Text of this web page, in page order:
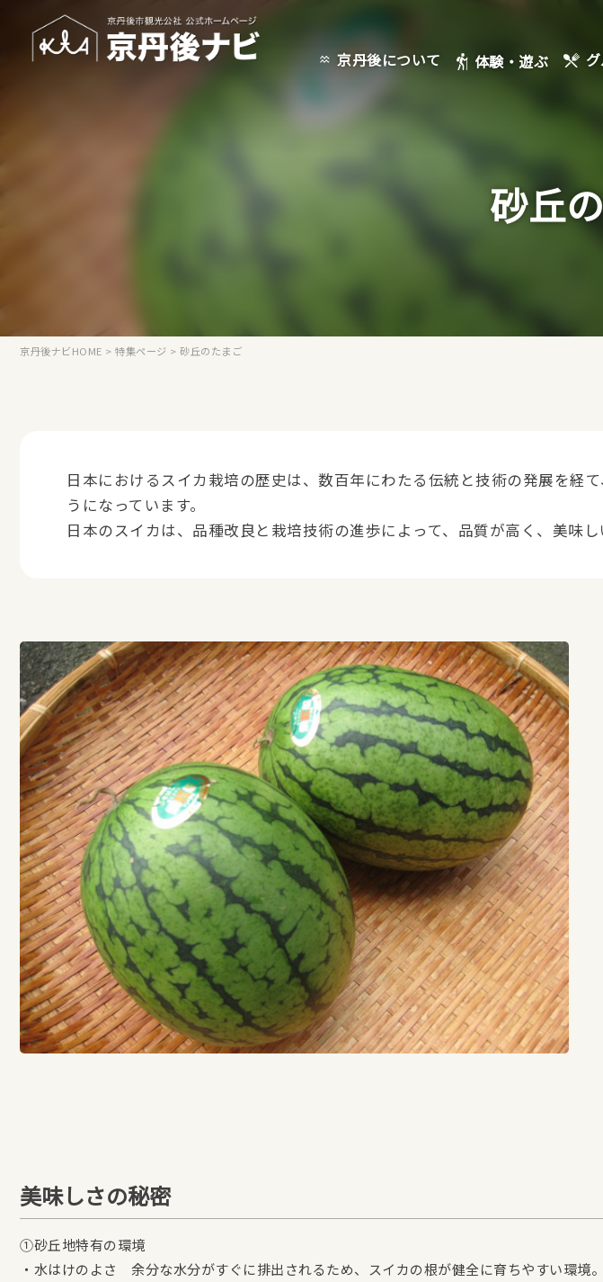
京丹後について 体験・遊ぶ
砂丘
京丹後ナビHOME > 特集ページ > 砂丘のたまご
日本におけるスイカ栽培の歴史は、数百年にわたる伝統と技術の発展を経
うになっています。
日本のスイカは、品種改良と栽培技術の進歩によって、品質が高く、美味
美味しさの秘密
①砂丘地特有の環境
・水はけのよさ 余分な水分がすぐに排出されるため、スイカの根が健全に育ちやすい環境